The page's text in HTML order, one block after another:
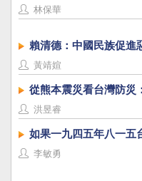
林保華
賴清德：中國民族促進
黃靖媗
從熊本震災看台灣防災
洪昱睿
如果一九四五年八一五
李敏勇